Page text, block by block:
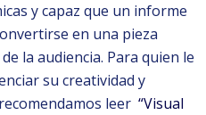
y capaz que un informe
en una pieza
la audiencia. Para quien le
su creatividad y
leer “Visual